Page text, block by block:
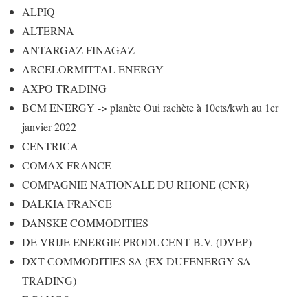
ALPIQ
ALTERNA
ANTARGAZ FINAGAZ
ARCELORMITTAL ENERGY
AXPO TRADING
BCM ENERGY -> planète Oui rachète à 10cts/kwh au 1er
janvier 2022
CENTRICA
COMAX FRANCE
COMPAGNIE NATIONALE DU RHONE (CNR)
DALKIA FRANCE
DANSKE COMMODITIES
DE VRIJE ENERGIE PRODUCENT B.V. (DVEP)
DXT COMMODITIES SA (EX DUFENERGY SA
TRADING)